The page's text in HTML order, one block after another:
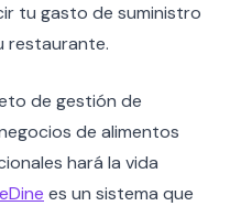
tu gasto de suministro
restaurante.
de gestión de
de alimentos
hará la vida
es un sistema que